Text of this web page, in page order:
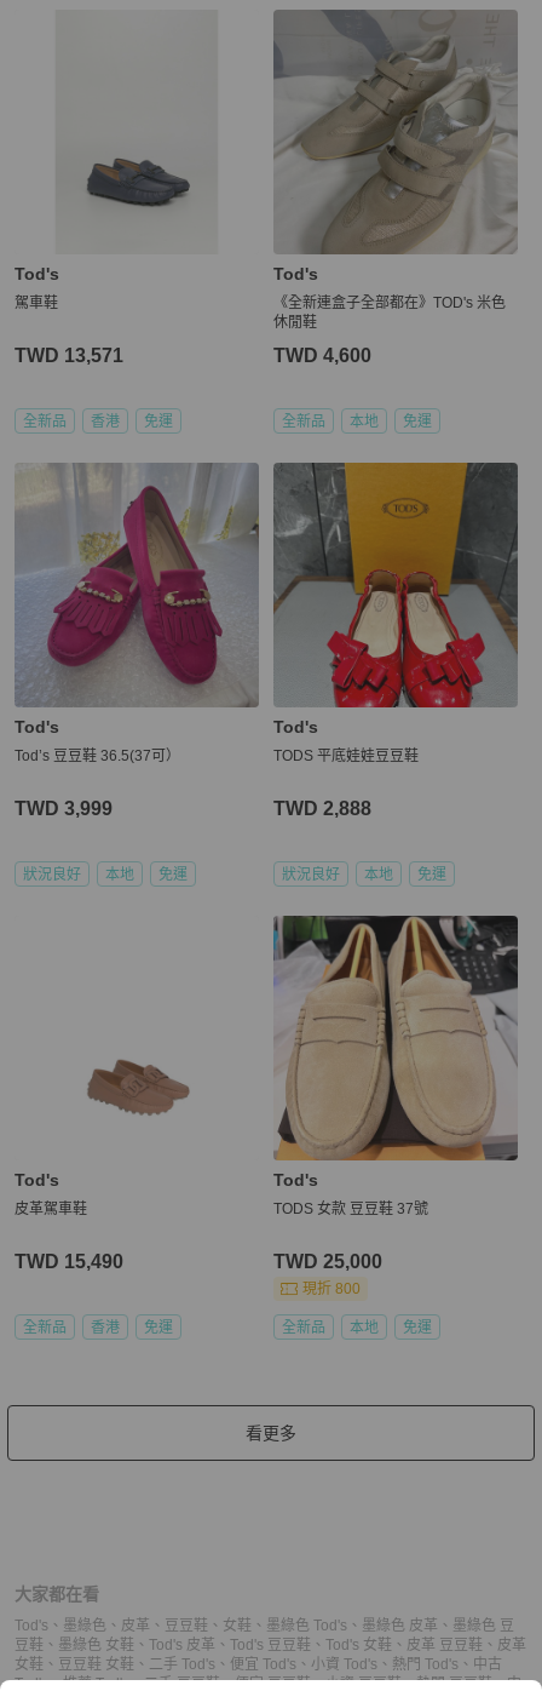
Tod's
駕車鞋
TWD 13,571
全新品 香港 免運
Tod's
《全新連盒子全部都在》TOD's 米色
休閒鞋
TWD 4,600
全新品 本地 免運
Tod's
Tod’s 豆豆鞋 36.5(37可）
TWD 3,999
狀況良好 本地 免運
Tod's
TODS 平底娃娃豆豆鞋
TWD 2,888
狀況良好 本地 免運
Tod's
皮革駕車鞋
TWD 15,490
全新品 香港 免運
Tod's
TODS 女款 豆豆鞋 37號
TWD 25,000
現折 800
全新品 本地 免運
看更多
大家都在看
Tod's 、 墨綠色 、 皮革 、 豆豆鞋 、 女鞋 、 墨綠色 Tod's 、 墨綠色 皮革 、 墨綠色 豆
豆鞋 、 墨綠色 女鞋 、 Tod's 皮革 、 Tod's 豆豆鞋 、 Tod's 女鞋 、 皮革 豆豆鞋 、 皮革
女鞋 、 豆豆鞋 女鞋 、 二手 Tod's 、 便宜 Tod's 、 小資 Tod's 、 熱門 Tod's 、 中古
Tod's、推薦 Tod's、二手 豆豆鞋、便宜 豆豆鞋、小資 豆豆鞋、熱門 豆豆鞋、中